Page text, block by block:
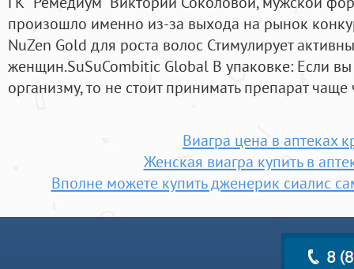
произошло именно из-за выхода на рынок
NuZen Gold для роста волос Стимулирует
женщин.SuSuCombitic Global В упаковке: Если вы
организму, то не стоит принимать препарат
Виагра цена в аптеках
Женская виагра купить в
Вполне можете купить дженерик сиалис